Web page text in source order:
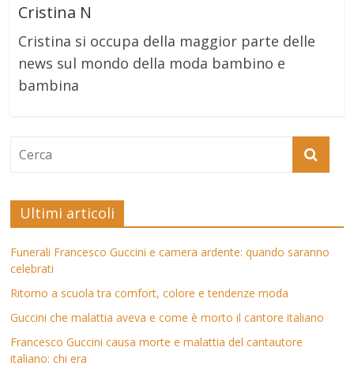
Cristina N
Cristina si occupa della maggior parte delle
news sul mondo della moda bambino e
bambina
Ultimi articoli
Funerali Francesco Guccini e camera ardente: quando saranno
celebrati
Ritorno a scuola tra comfort, colore e tendenze moda
Guccini che malattia aveva e come è morto il cantore italiano
Francesco Guccini causa morte e malattia del cantautore
italiano: chi era